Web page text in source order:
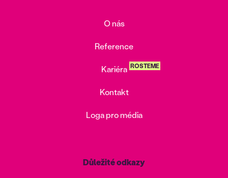
O nás
Reference
Kariéra ROSTEME
Kontakt
Loga pro média
Důležité odkazy